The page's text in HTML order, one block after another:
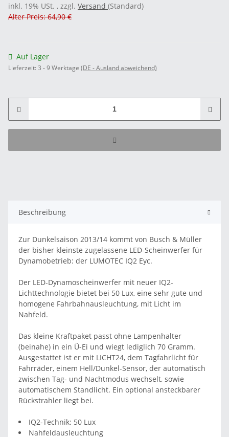
inkl. 19% USt. , zzgl. Versand (Standard)
Alter Preis: 64,90 €
Auf Lager
Lieferzeit: 3 - 9 Werktage (DE - Ausland abweichend)
Beschreibung
Zur Dunkelsaison 2013/14 kommt von Busch & Müller
der bisher kleinste zugelassene LED-Scheinwerfer für
Dynamobetrieb: der LUMOTEC IQ2 Eyc.
Der LED-Dynamoscheinwerfer mit neuer IQ2-
Lichttechnologie bietet bei 50 Lux, eine sehr gute und
homogene Fahrbahnausleuchtung, mit Licht im
Nahfeld.
Das kleine Kraftpaket passt ohne Lampenhalter
(beinahe) in ein Ü-Ei und wiegt lediglich 70 Gramm.
Ausgestattet ist er mit LICHT24, dem Tagfahrlicht für
Fahrräder, einem Hell/Dunkel-Sensor, der automatisch
zwischen Tag- und Nachtmodus wechselt, sowie
automatischem Standlicht. Ein optional ansteckbarer
Rückstrahler liegt bei.
IQ2-Technik: 50 Lux
Nahfeldausleuchtung